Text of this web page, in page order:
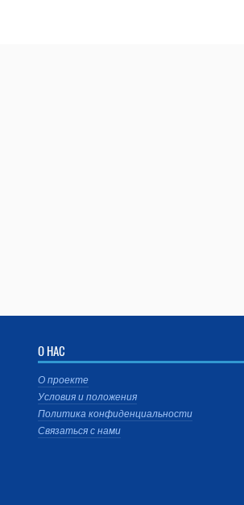
О НАС
О проекте
Условия и положения
Политика конфиденциальности
Связаться с нами